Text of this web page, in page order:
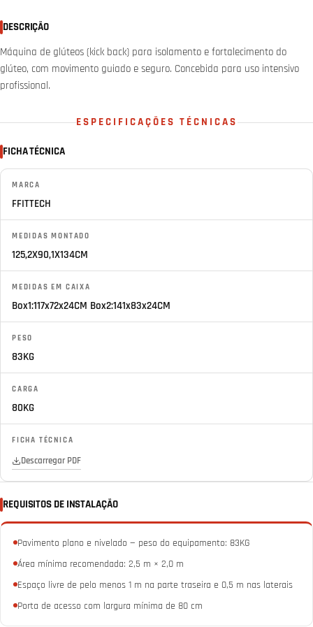
DESCRIÇÃO
Máquina de glúteos (kick back) para isolamento e fortalecimento do
glúteo, com movimento guiado e seguro. Concebida para uso intensivo
profissional.
ESPECIFICAÇÕES TÉCNICAS
FICHA TÉCNICA
MARCA
FFITTECH
MEDIDAS MONTADO
125,2X90,1X134CM
MEDIDAS EM CAIXA
Box1:117x72x24CM Box2:141x83x24CM
PESO
83KG
CARGA
80KG
FICHA TÉCNICA
Descarregar PDF
REQUISITOS DE INSTALAÇÃO
Pavimento plano e nivelado — peso do equipamento: 83KG
Área mínima recomendada: 2,5 m × 2,0 m
Espaço livre de pelo menos 1 m na parte traseira e 0,5 m nas laterais
Porta de acesso com largura mínima de 80 cm